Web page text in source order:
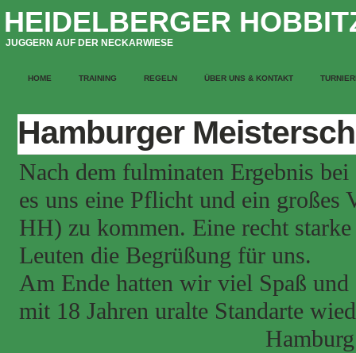
HEIDELBERGER
JUGGERN AUF DER NECKARWIESE
HOME TRAINING REGELN ÜBER UNS & KONTAKT
Hamburger
Nach dem fulminaten Ergebnis
es uns eine Pflicht und ein großes
HH) zu kommen. Eine recht
Leuten die Begrüßung für uns.
Am Ende hatten wir viel Spaß
mit 18 Jahren uralte Standarte